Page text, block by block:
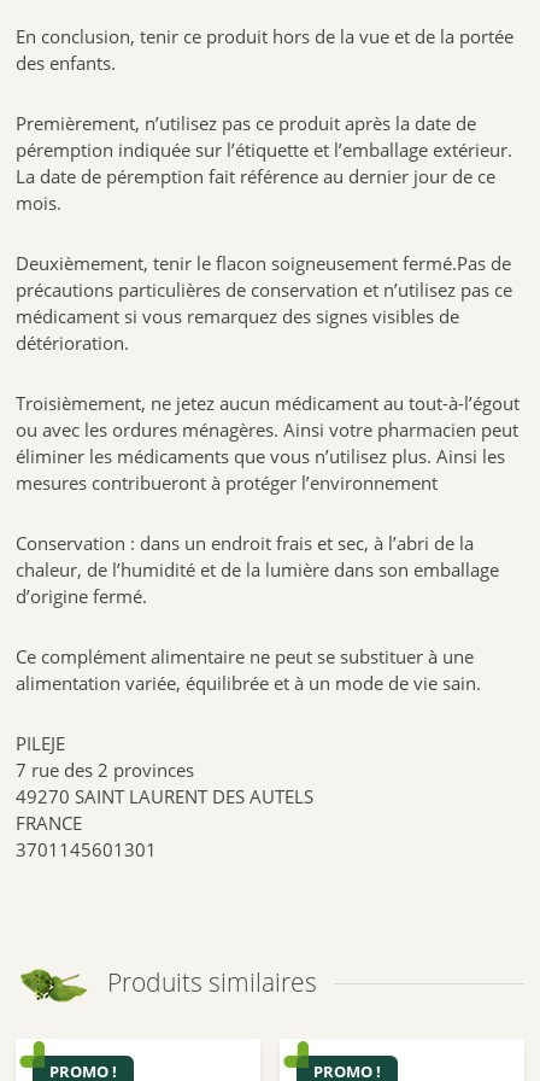
En conclusion, tenir ce produit hors de la vue et de la portée
des enfants.
Premièrement, n’utilisez pas ce produit après la date de
péremption indiquée sur l’étiquette et l’emballage extérieur.
La date de péremption fait référence au dernier jour de ce
mois.
Deuxièmement, tenir le flacon soigneusement fermé.Pas de
précautions particulières de conservation et n’utilisez pas ce
médicament si vous remarquez des signes visibles de
détérioration.
Troisièmement, ne jetez aucun médicament au tout-à-l’égout
ou avec les ordures ménagères. Ainsi votre pharmacien peut
éliminer les médicaments que vous n’utilisez plus. Ainsi les
mesures contribueront à protéger l’environnement
Conservation : dans un endroit frais et sec, à l’abri de la
chaleur, de l’humidité et de la lumière dans son emballage
d’origine fermé.
Ce complément alimentaire ne peut se substituer à une
alimentation variée, équilibrée et à un mode de vie sain.
PILEJE
7 rue des 2 provinces
49270 SAINT LAURENT DES AUTELS
FRANCE
3701145601301
Produits similaires
PROMO ! PROMO !